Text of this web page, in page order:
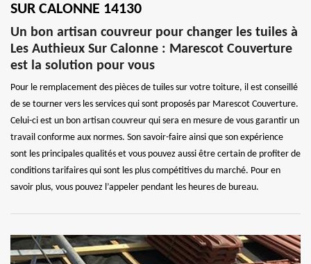
SUR CALONNE 14130
Un bon artisan couvreur pour changer les tuiles à
Les Authieux Sur Calonne : Marescot Couverture
est la solution pour vous
Pour le remplacement des pièces de tuiles sur votre toiture, il est conseillé
de se tourner vers les services qui sont proposés par Marescot Couverture.
Celui-ci est un bon artisan couvreur qui sera en mesure de vous garantir un
travail conforme aux normes. Son savoir-faire ainsi que son expérience
sont les principales qualités et vous pouvez aussi être certain de profiter de
conditions tarifaires qui sont les plus compétitives du marché. Pour en
savoir plus, vous pouvez l’appeler pendant les heures de bureau.